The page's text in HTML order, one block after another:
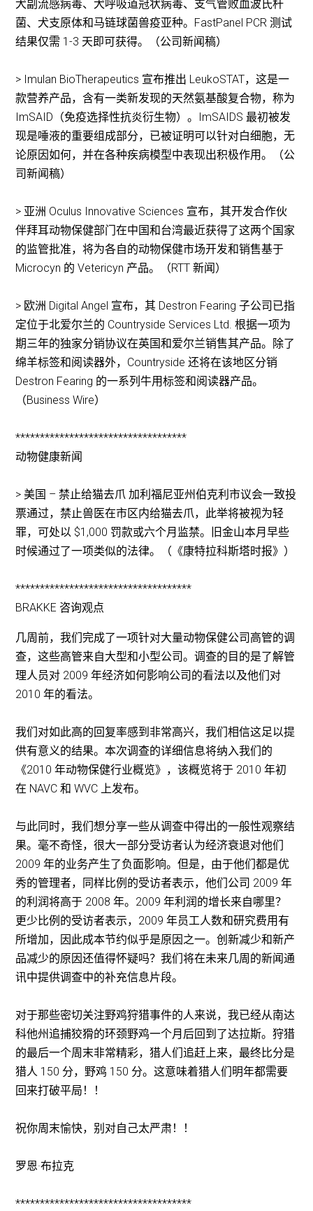
犬副流感病毒、犬呼吸道冠状病毒、支气管败血波氏杆
菌、犬支原体和马链球菌兽疫亚种。FastPanel PCR 测试
结果仅需 1-3 天即可获得。（公司新闻稿）
> Imulan BioTherapeutics 宣布推出 LeukoSTAT，这是一
款营养产品，含有一类新发现的天然氨基酸复合物，称为
ImSAID（免疫选择性抗炎衍生物）。ImSAIDS 最初被发
现是唾液的重要组成部分，已被证明可以针对白细胞，无
论原因如何，并在各种疾病模型中表现出积极作用。（公
司新闻稿）
> 亚洲 Oculus Innovative Sciences 宣布，其开发合作伙
伴拜耳动物保健部门在中国和台湾最近获得了这两个国家
的监管批准，将为各自的动物保健市场开发和销售基于
Microcyn 的 Vetericyn 产品。（RTT 新闻）
> 欧洲 Digital Angel 宣布，其 Destron Fearing 子公司已指
定位于北爱尔兰的 Countryside Services Ltd. 根据一项为
期三年的独家分销协议在英国和爱尔兰销售其产品。除了
绵羊标签和阅读器外，Countryside 还将在该地区分销
Destron Fearing 的一系列牛用标签和阅读器产品。
（Business Wire）
***********************************
动物健康新闻
> 美国 – 禁止给猫去爪 加利福尼亚州伯克利市议会一致投
票通过，禁止兽医在市区内给猫去爪，此举将被视为轻
罪，可处以 $1,000 罚款或六个月监禁。旧金山本月早些
时候通过了一项类似的法律。（《康特拉科斯塔时报》）
************************************
BRAKKE 咨询观点
几周前，我们完成了一项针对大量动物保健公司高管的调
查，这些高管来自大型和小型公司。调查的目的是了解管
理人员对 2009 年经济如何影响公司的看法以及他们对
2010 年的看法。
我们对如此高的回复率感到非常高兴，我们相信这足以提
供有意义的结果。本次调查的详细信息将纳入我们的
《2010 年动物保健行业概览》，该概览将于 2010 年初
在 NAVC 和 WVC 上发布。
与此同时，我们想分享一些从调查中得出的一般性观察结
果。毫不奇怪，很大一部分受访者认为经济衰退对他们
2009 年的业务产生了负面影响。但是，由于他们都是优
秀的管理者，同样比例的受访者表示，他们公司 2009 年
的利润将高于 2008 年。2009 年利润的增长来自哪里？
更少比例的受访者表示，2009 年员工人数和研究费用有
所增加，因此成本节约似乎是原因之一。创新减少和新产
品减少的原因还值得怀疑吗？我们将在未来几周的新闻通
讯中提供调查中的补充信息片段。
对于那些密切关注野鸡狩猎事件的人来说，我已经从南达
科他州追捕狡猾的环颈野鸡一个月后回到了达拉斯。狩猎
的最后一个周末非常精彩，猎人们追赶上来，最终比分是
猎人 150 分，野鸡 150 分。这意味着猎人们明年都需要
回来打破平局！！
祝你周末愉快，别对自己太严肃！！
罗恩·布拉克
************************************